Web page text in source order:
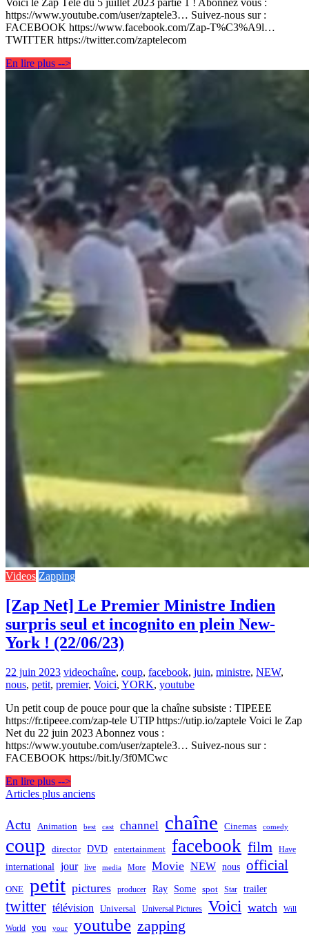
https://www.youtube.com/user/zaptele3… Suivez-nous sur :
FACEBOOK https://www.facebook.com/Zap-T%C3%A9l…
TWITTER https://twitter.com/zaptelecom
En lire plus -->
Videos Zapping
[Zap Net] Le Premier Ministre Indien
surpris seul et incognito en plein New-
York ! (22/06/23)
22 juin 2023 videochaîne, coup, facebook, juin, ministre, NEW,
nous, petit, premier, Voici, YORK, youtube
Un petit coup de pouce pour que la chaîne subsiste : TIPEEE
https://fr.tipeee.com/zap-tele UTIP https://utip.io/zaptele Voici le Zap
Net du 22 juin 2023 Abonnez vous :
https://www.youtube.com/user/zaptele3… Suivez-nous sur :
FACEBOOK https://bit.ly/3f0MCwc
En lire plus -->
Navigation
articles
Articles plus anciens
Actu Animation best cast channel chaîne Cinemas comedy
coup director DVD entertainment facebook film Have
international jour live media More Movie NEW nous official
ONE petit pictures producer Ray Some spot Star trailer
twitter télévision Universal Universal Pictures Voici watch Will
World you your youtube zapping